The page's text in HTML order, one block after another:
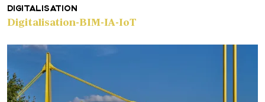
DIGITALISATION
Digitalisation-BIM-IA-IoT